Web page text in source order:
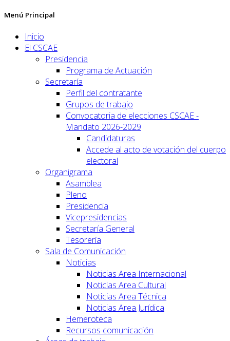
Menú Principal
Inicio
El CSCAE
Presidencia
Programa de Actuación
Secretaría
Perfil del contratante
Grupos de trabajo
Convocatoria de elecciones CSCAE -
Mandato 2026-2029
Candidaturas
Accede al acto de votación del cuerpo
electoral
Organigrama
Asamblea
Pleno
Presidencia
Vicepresidencias
Secretaría General
Tesorería
Sala de Comunicación
Noticias
Noticias Area Internacional
Noticias Area Cultural
Noticias Area Técnica
Noticias Area Jurídica
Hemeroteca
Recursos comunicación